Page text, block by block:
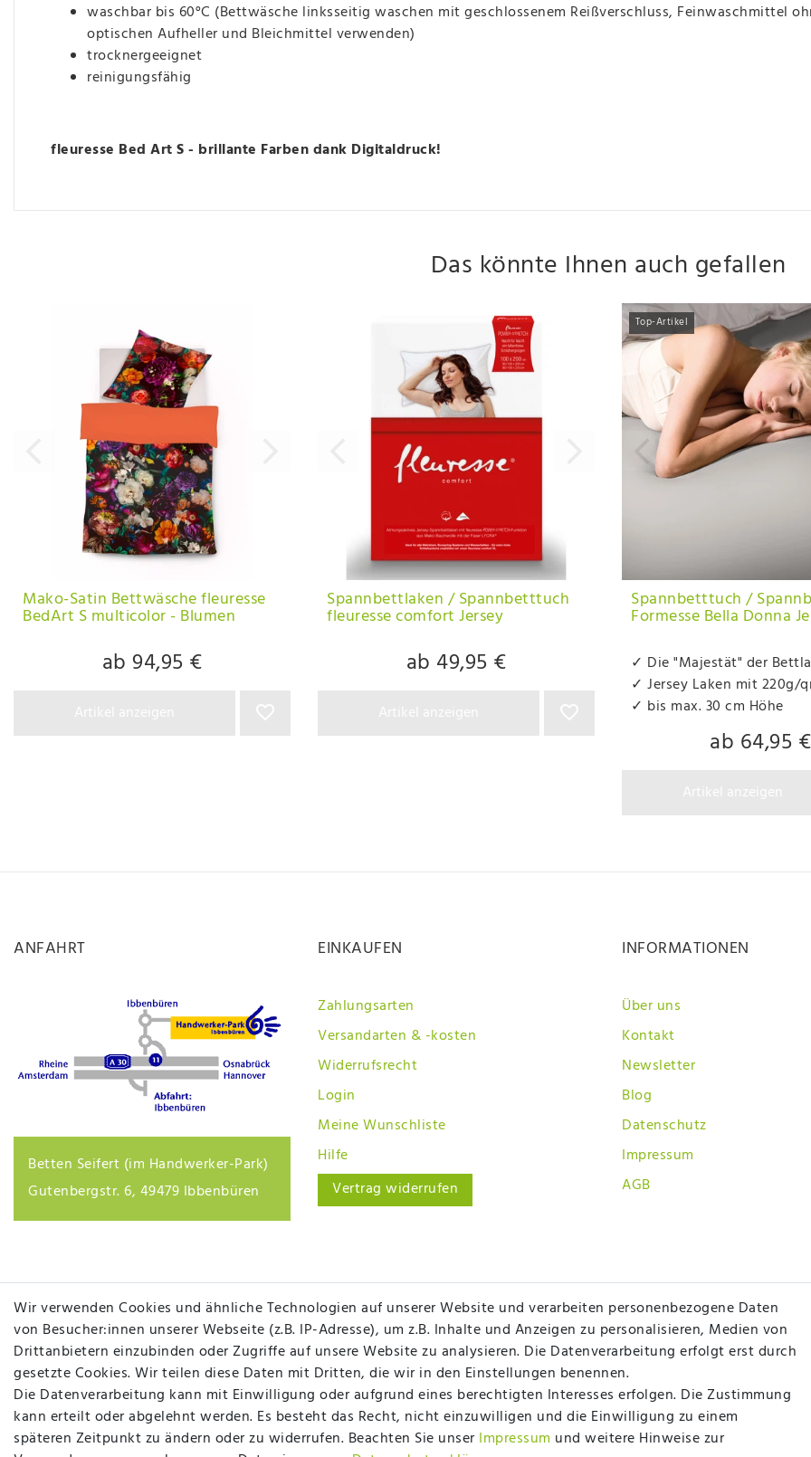
waschbar bis 60°C (Bettwäsche linksseitig waschen mit geschlossenem Reißverschluss, Feinwaschmittel
optischen Aufheller und Bleichmittel verwenden)
trocknergeeignet
reinigungsfähig
fleuresse Bed Art S - brillante Farben dank Digitaldruck!
Das könnte Ihnen auch gefallen
Mako-Satin Bettwäsche fleuresse
BedArt S multicolor - Blumen
ab 94,95 €
Spannbettlaken / Spannbetttuch
fleuresse comfort Jersey
ab 49,95 €
Top-Artikel
Spannbetttuch /
Formesse Bella Donna
✓ Die "Majestät" der
✓ Jersey Laken mit 220g/
✓ bis max. 30 cm Höhe
ab 64,95 €
ANFAHRT
Betten Seifert (im Handwerker-Park)
Gutenbergstr. 6, 49479 Ibbenbüren
EINKAUFEN
Zahlungsarten
Versandarten & -kosten
Widerrufsrecht
Login
Meine Wunschliste
Hilfe
Vertrag widerrufen
INFORMATIONEN
Über uns
Kontakt
Newsletter
Blog
Datenschutz
Impressum
AGB
Wir verwenden Cookies und ähnliche Technologien auf unserer Website und verarbeiten personenbezogene Daten
von Besucher:innen unserer Webseite (z.B. IP-Adresse), um z.B. Inhalte und Anzeigen zu personalisieren, Medien von
Drittanbietern einzubinden oder Zugriffe auf unsere Website zu analysieren. Die Datenverarbeitung erfolgt erst durch
gesetzte Cookies. Wir teilen diese Daten mit Dritten, die wir in den Einstellungen benennen.
Die Datenverarbeitung kann mit Einwilligung oder aufgrund eines berechtigten Interesses erfolgen. Die Zustimmung
kann erteilt oder abgelehnt werden. Es besteht das Recht, nicht einzuwilligen und die Einwilligung zu einem
späteren Zeitpunkt zu ändern oder zu widerrufen. Beachten Sie unser Impressum und weitere Hinweise zur